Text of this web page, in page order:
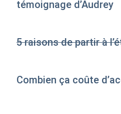
témoignage d’Audrey
5 raisons de partir à
Combien ça coûte